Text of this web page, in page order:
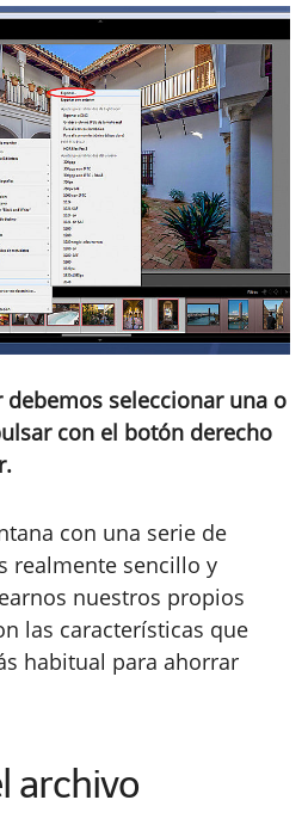
seleccionar una o
con el botón derecho
con una serie de
realmente sencillo y
nuestros propios
las características que
habitual para ahorrar
archivo